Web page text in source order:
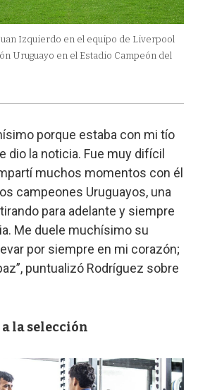
Izquierdo en el equipo de Liverpool
Uruguayo en el Estadio Campeón del
porque estaba con mi tío
dio la noticia. Fue muy difícil
muchos momentos con él
campeones Uruguayos, una
para adelante y siempre
Me duele muchísimo su
por siempre en mi corazón;
puntualizó Rodríguez sobre
la selección